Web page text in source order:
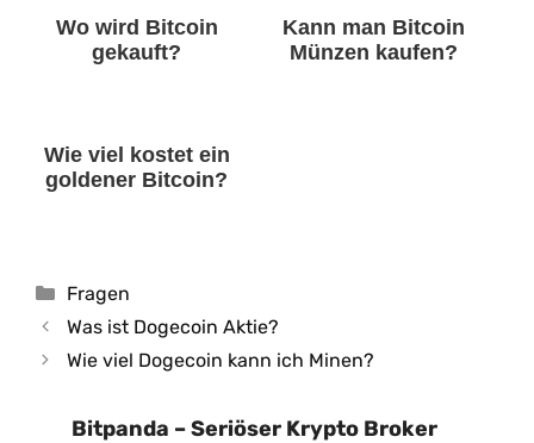
Wo wird Bitcoin
gekauft?
Kann man Bitcoin
Münzen kaufen?
Wie viel kostet ein
goldener Bitcoin?
Kategorien
Fragen
Was ist Dogecoin Aktie?
Wie viel Dogecoin kann ich Minen?
Bitpanda – Seriöser Krypto Broker